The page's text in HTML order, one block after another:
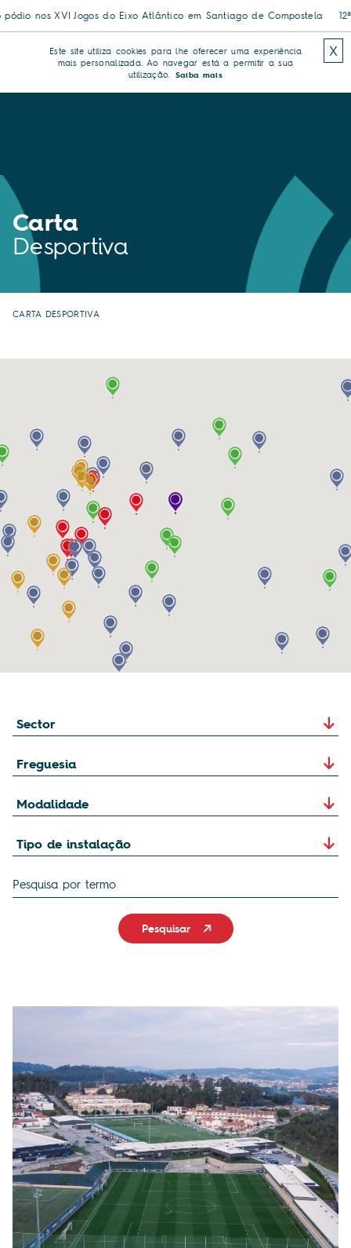
Santiago de Compostela 12ª Meia Maratona de Famalicão com
Este site utiliza cookies para lhe oferecer uma experiência
mais personalizada. Ao navegar está a permitir a sua
utilização. Saiba mais
X
Carta
Desportiva
CARTA DESPORTIVA
Pesquisar